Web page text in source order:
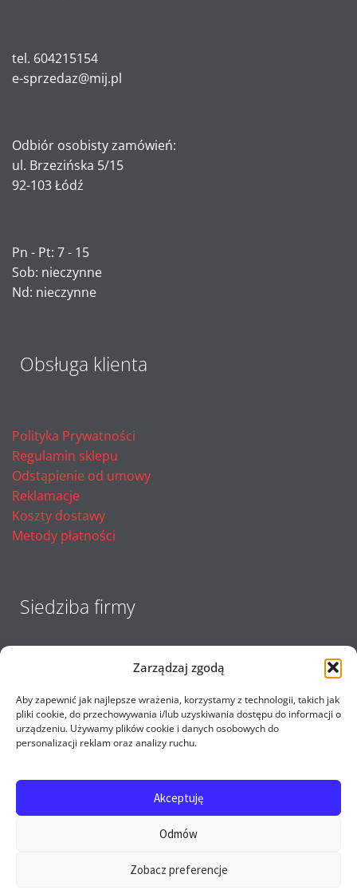
Zarządzaj zgodą
Aby zapewnić jak najlepsze wrażenia, korzystamy z technologii, takich jak
pliki cookie, do przechowywania i/lub uzyskiwania dostępu do informacji o
urządzeniu. Używamy plików cookie i danych osobowych do
personalizacji reklam oraz analizy ruchu.
Akceptuję
Odmów
Zobacz preferencje
tel. 604215154
e-sprzedaz@mij.pl
Odbiór osobisty zamówień:
ul. Brzezińska 5/15
92-103 Łódź
Pn - Pt: 7 - 15
Sob: nieczynne
Nd: nieczynne
Obsługa klienta
Polityka Prywatności
Regulamin sklepu
Odstąpienie od umowy
Reklamacje
Koszty dostawy
Metody płatności
Siedziba firmy
Copyright 2017 - 2026 E-opel24.pl - Firma MIJ © All